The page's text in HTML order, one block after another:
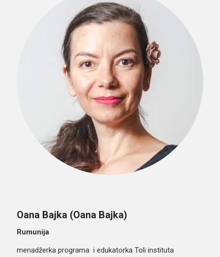
Oana Bajka (Oana Bajka)
Rumunija
menadžerka programa i edukatorka Toli instituta